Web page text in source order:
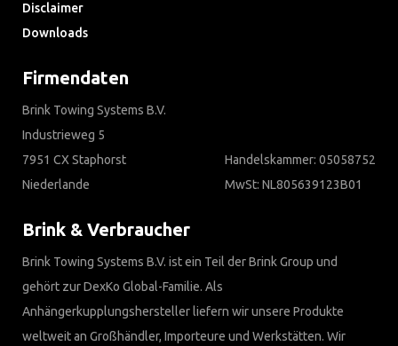
Disclaimer
Downloads
Firmendaten
Brink Towing Systems B.V.
Industrieweg 5
7951 CX Staphorst
Niederlande
Handelskammer: 05058752
MwSt: NL805639123B01
Brink & Verbraucher
Brink Towing Systems B.V. ist ein Teil der Brink Group und
gehört zur DexKo Global-Familie. Als
Anhängerkupplungshersteller liefern wir unsere Produkte
weltweit an Großhändler, Importeure und Werkstätten. Wir